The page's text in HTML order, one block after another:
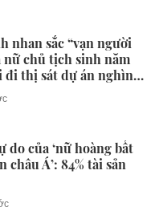
nhan sắc “vạn người
nữ chủ tịch sinh năm
đi thị sát dự án nghìn
do của ‘nữ hoàng bất
châu Á’: 84% tài sản